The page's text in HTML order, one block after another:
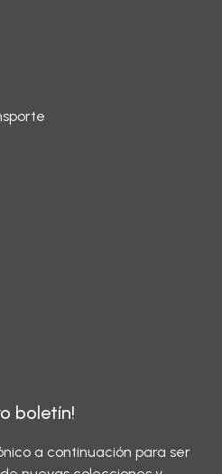
boletín!
a continuación para ser